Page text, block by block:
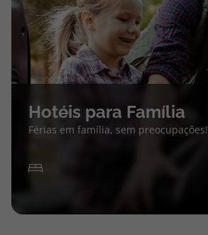
Hotéis para Família
Férias em família, sem preocupações!